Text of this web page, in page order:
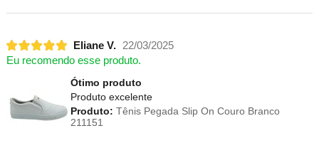
Eliane V.
22/03/2025
Eu recomendo esse produto.
Ótimo produto
Produto excelente
Produto: Tênis Pegada Slip On Couro Branco
211151